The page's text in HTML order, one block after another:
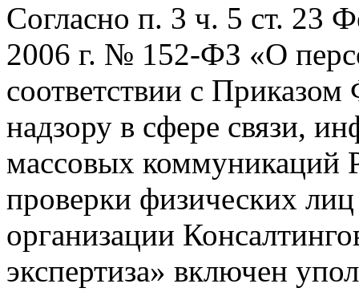
Согласно п. 3 ч. 5 ст. 23
2006 г. № 152-ФЗ «О
соответствии с
надзору в сфере связи,
массовых коммуникаций
проверки физических
организации
экспертиза» включен